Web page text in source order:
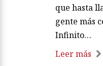
que hasta
gente más
Infinito…
Leer más